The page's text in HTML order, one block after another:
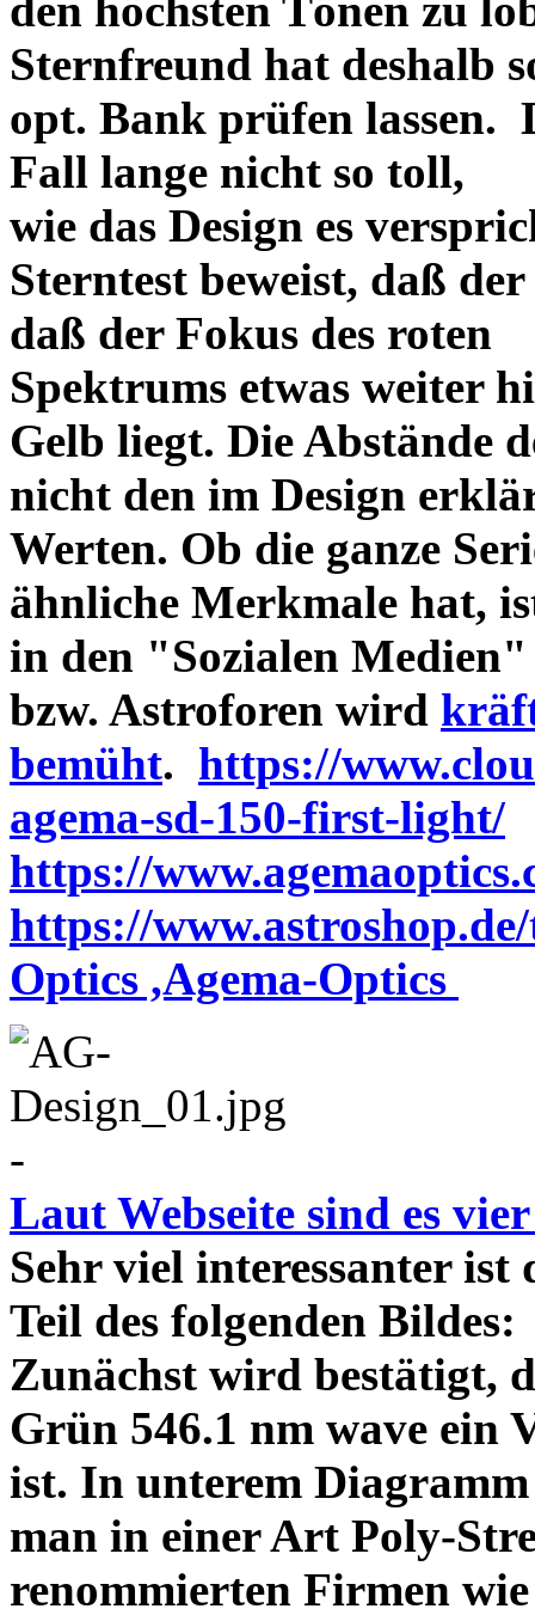
Sternfreund hat deshalb
opt. Bank prüfen lassen.
Fall lange nicht so toll,
wie das Design es
Sterntest beweist, daß
daß der Fokus des roten
Spektrums etwas weiter
Gelb liegt. Die Abstände
nicht den im Design
Werten. Ob die ganze
ähnliche Merkmale hat,
in den "Sozialen Medien"
bzw. Astroforen wird
bemüht. https://
agema-sd-150-first-light/
https://
https://
Optics ,Agema-Optics
-
Laut Webseite sind es
Sehr viel interessanter
Teil des folgenden
Zunächst wird bestätigt,
Grün 546.1 nm wave ein
ist. In unterem
man in einer Art Poly-
renommierten Firmen